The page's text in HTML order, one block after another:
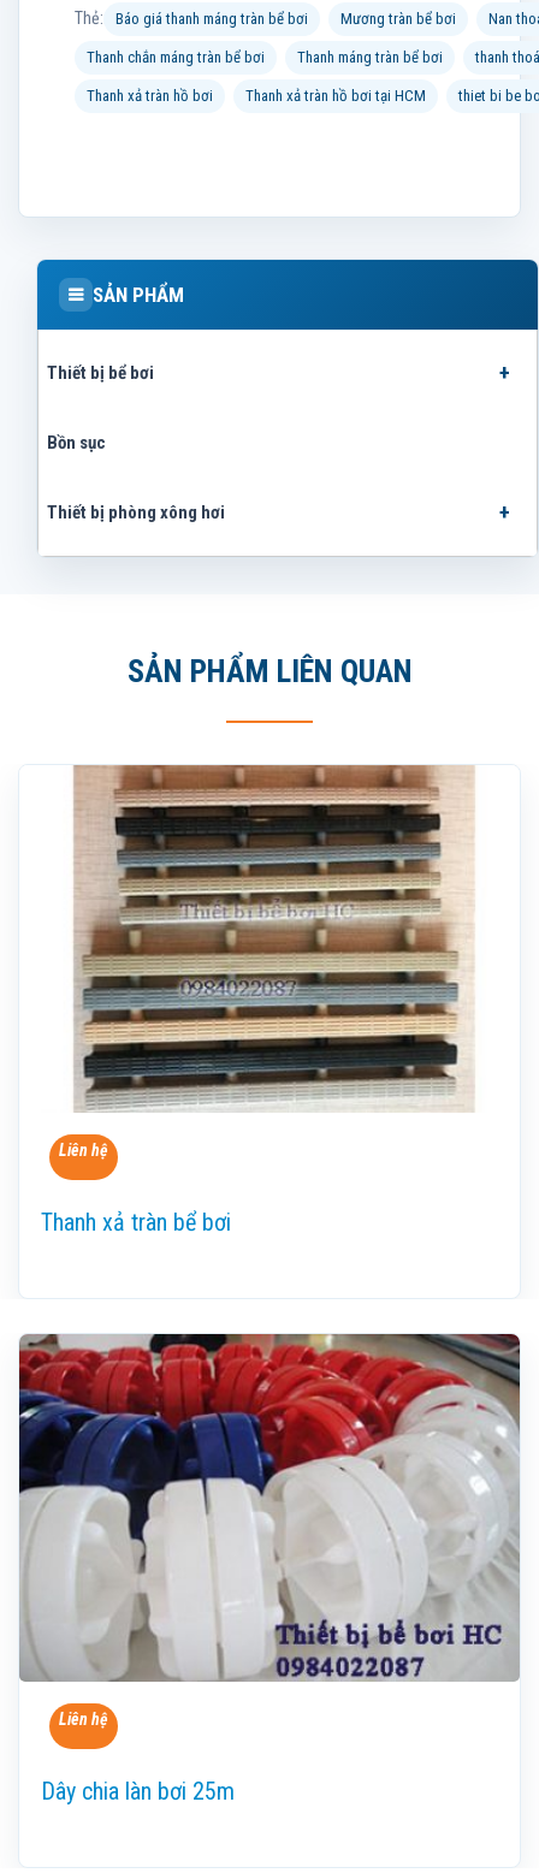
Thẻ: Báo giá thanh máng tràn bể bơi Mương tràn bể bơi Nan
Thanh chắn máng tràn bể bơi Thanh máng tràn bể bơi thanh
Thanh xả tràn hồ bơi Thanh xả tràn hồ bơi tại HCM thiet bi be
SẢN PHẨM
Thiết bị bể bơi
Bồn sục
Thiết bị phòng xông hơi
SẢN PHẨM LIÊN QUAN
Liên hệ
Thanh xả tràn bể bơi
Liên hệ
Dây chia làn bơi 25m